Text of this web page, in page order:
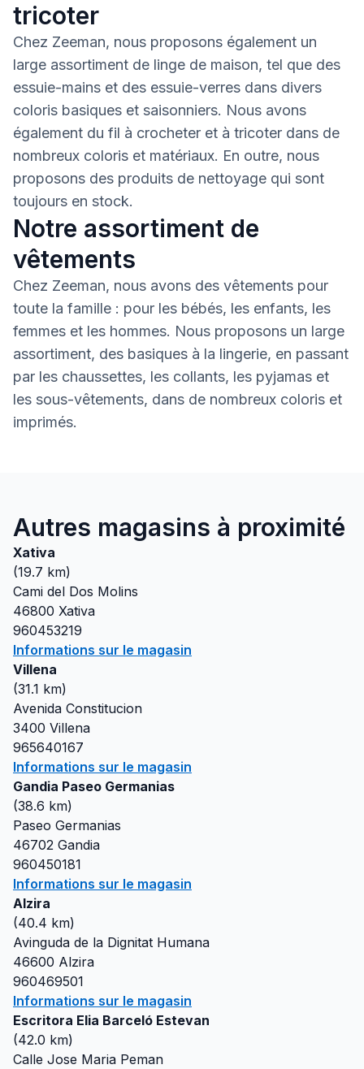
tricoter
Chez Zeeman, nous proposons également un
large assortiment de linge de maison, tel que des
essuie-mains et des essuie-verres dans divers
coloris basiques et saisonniers. Nous avons
également du fil à crocheter et à tricoter dans de
nombreux coloris et matériaux. En outre, nous
proposons des produits de nettoyage qui sont
toujours en stock.
Notre assortiment de
vêtements
Chez Zeeman, nous avons des vêtements pour
toute la famille : pour les bébés, les enfants, les
femmes et les hommes. Nous proposons un large
assortiment, des basiques à la lingerie, en passant
par les chaussettes, les collants, les pyjamas et
les sous-vêtements, dans de nombreux coloris et
imprimés.
Autres magasins à proximité
Xativa
(19.7 km)
Cami del Dos Molins
46800 Xativa
960453219
Informations sur le magasin
Villena
(31.1 km)
Avenida Constitucion
3400 Villena
965640167
Informations sur le magasin
Gandia Paseo Germanias
(38.6 km)
Paseo Germanias
46702 Gandia
960450181
Informations sur le magasin
Alzira
(40.4 km)
Avinguda de la Dignitat Humana
46600 Alzira
960469501
Informations sur le magasin
Escritora Elia Barceló Estevan
(42.0 km)
Calle Jose Maria Peman